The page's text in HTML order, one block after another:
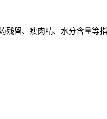
留、瘦肉精、水分含量等